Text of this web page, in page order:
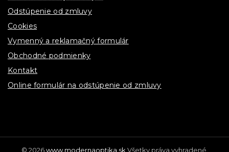
Odstúpenie od zmluvy
Cookies
Vymenný a reklamačný formulár
Obchodné podmienky
Kontakt
Online formulár na odstúpenie od zmluvy
© 2026www.modernaoptika.sk Všetky práva vyhradené.